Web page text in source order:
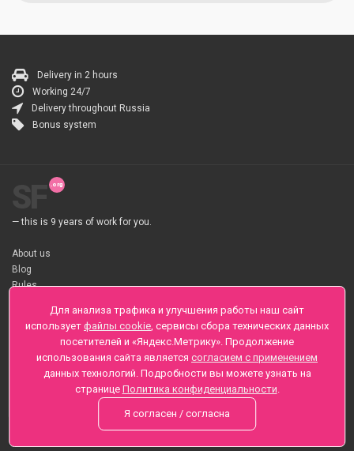
Delivery in 2 hours
Working 24/7
Delivery throughout Russia
Bonus system
— this is 9 years of work for you.
About us
Blog
Rules
About flower Delivery
Payment
Telegramm
Sankt-Peterburg, Zaozernaya 6
+7 (812) 425-01-16
Questions? Call 24 hours
Для анализа трафика и улучшения работы наш сайт
использует файлы cookie, сервисы сбора технических данных
посетителей и «Яндекс.Метрику». Продолжение
использования сайта является согласием с применением
данных технологий. Подробности вы можете узнать на
странице Политика конфиденциальности.
Я согласен / согласна